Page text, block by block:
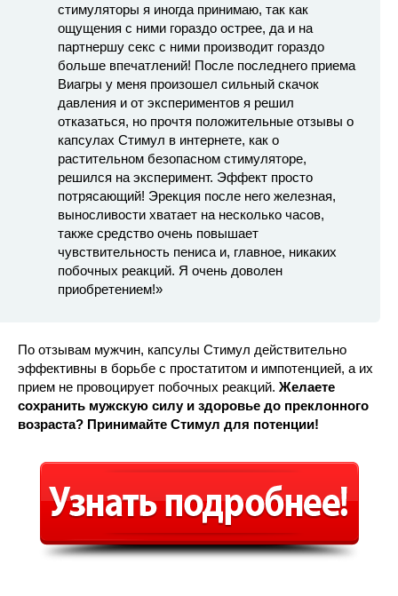
стимуляторы я иногда принимаю, так как
ощущения с ними гораздо острее, да и на
партнершу секс с ними производит гораздо
больше впечатлений! После последнего приема
Виагры у меня произошел сильный скачок
давления и от экспериментов я решил
отказаться, но прочтя положительные отзывы о
капсулах Стимул в интернете, как о
растительном безопасном стимуляторе,
решился на эксперимент. Эффект просто
потрясающий! Эрекция после него железная,
выносливости хватает на несколько часов,
также средство очень повышает
чувствительность пениса и, главное, никаких
побочных реакций. Я очень доволен
приобретением!»
По отзывам мужчин, капсулы Стимул действительно
эффективны в борьбе с простатитом и импотенцией, а их
прием не провоцирует побочных реакций. Желаете
сохранить мужскую силу и здоровье до преклонного
возраста? Принимайте Стимул для потенции!